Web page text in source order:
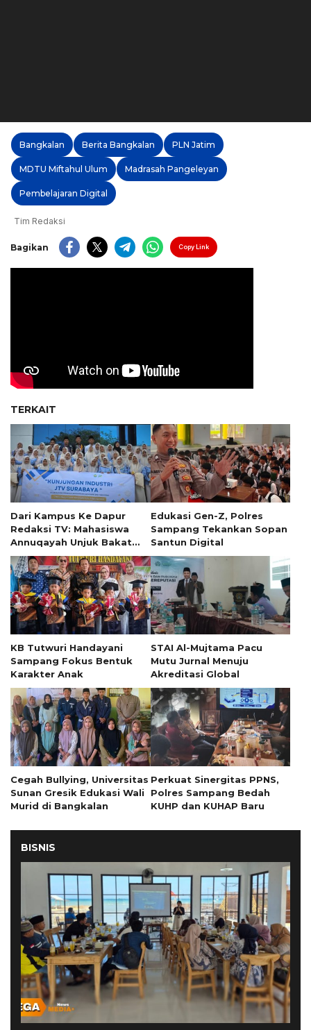
Bangkalan Berita Bangkalan PLN Jatim
MDTU Miftahul Ulum Madrasah Pangeleyan
Pembelajaran Digital
Tim Redaksi
Bagikan Copy Link
TERKAIT
Dari Kampus Ke Dapur
Redaksi TV: Mahasiswa
Annuqayah Unjuk Bakat
Penyiaran
Edukasi Gen-Z, Polres
Sampang Tekankan Sopan
Santun Digital
KB Tutwuri Handayani
Sampang Fokus Bentuk
Karakter Anak
STAI Al-Mujtama Pacu
Mutu Jurnal Menuju
Akreditasi Global
Cegah Bullying, Universitas
Sunan Gresik Edukasi Wali
Murid di Bangkalan
Perkuat Sinergitas PPNS,
Polres Sampang Bedah
KUHP dan KUHAP Baru
BISNIS